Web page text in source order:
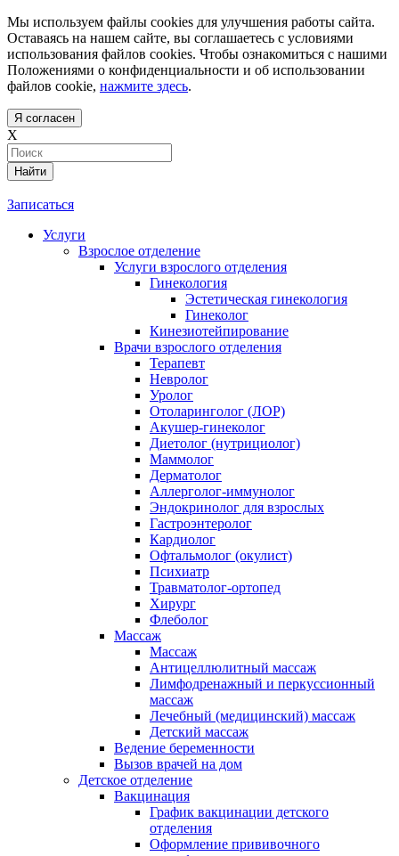
Мы используем файлы cookies для улучшения работы сайта.
Оставаясь на нашем сайте, вы соглашаетесь с условиями
использования файлов cookies. Чтобы ознакомиться с нашими
Положениями о конфиденциальности и об использовании
файлов cookie, нажмите здесь.
Я согласен
X
Найти
Записаться
Услуги
Взрослое отделение
Услуги взрослого отделения
Гинекология
Эстетическая гинекология
Гинеколог
Кинезиотейпирование
Врачи взрослого отделения
Терапевт
Невролог
Уролог
Отоларинголог (ЛОР)
Акушер-гинеколог
Диетолог (нутрициолог)
Маммолог
Дерматолог
Аллерголог-иммунолог
Эндокринолог для взрослых
Гастроэнтеролог
Кардиолог
Офтальмолог (окулист)
Психиатр
Травматолог-ортопед
Хирург
Флеболог
Массаж
Массаж
Антицеллюлитный массаж
Лимфодренажный и перкуссионный
массаж
Лечебный (медицинский) массаж
Детский массаж
Ведение беременности
Вызов врачей на дом
Детское отделение
Вакцинация
График вакцинации детского
отделения
Оформление прививочного